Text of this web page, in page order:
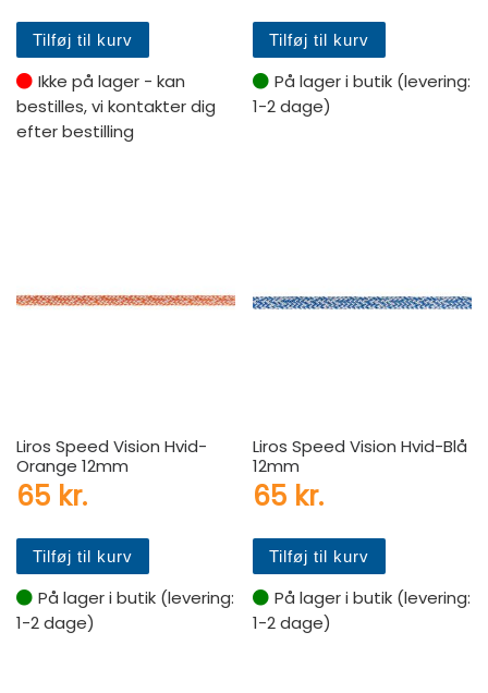
Tilføj til kurv
Ikke på lager - kan
bestilles, vi kontakter dig
efter bestilling
Tilføj til kurv
På lager i butik (levering:
1-2 dage)
Liros Speed Vision Hvid-
Orange 12mm
65 kr.
Tilføj til kurv
På lager i butik (levering:
1-2 dage)
Liros Speed Vision Hvid-Blå
12mm
65 kr.
Tilføj til kurv
På lager i butik (levering:
1-2 dage)